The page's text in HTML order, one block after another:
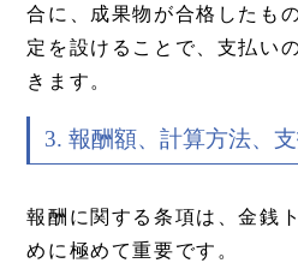
合に、成果物が合格したも
定を設けることで、支払い
きます。
3. 報酬額、計算方法、
報酬に関する条項は、金銭
めに極めて重要です。